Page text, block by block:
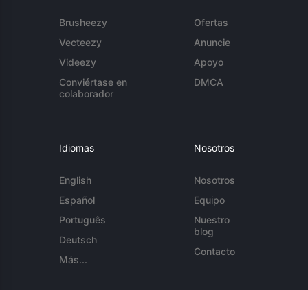
Brusheezy
Vecteezy
Videezy
Conviértase en
colaborador
Ofertas
Anuncie
Apoyo
DMCA
Idiomas
English
Español
Português
Deutsch
Más...
Nosotros
Nosotros
Equipo
Nuestro
blog
Contacto